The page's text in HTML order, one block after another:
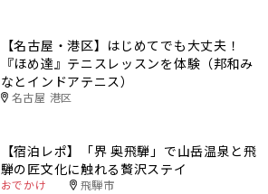
【名古屋・港区】はじめてでも大丈夫！
『ほめ達』テニスレッスンを体験（邦和み
なとインドアテニス）
名古屋 港区
【宿泊レポ】「界 奥飛騨」で山岳温泉と飛
騨の匠文化に触れる贅沢ステイ
おでかけ 飛騨市